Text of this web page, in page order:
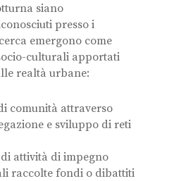
siano
presso i
emergono come
culturali apportati
realtà urbane:
comunità attraverso
e sviluppo di reti
attività di impegno
raccolte fondi o dibattiti